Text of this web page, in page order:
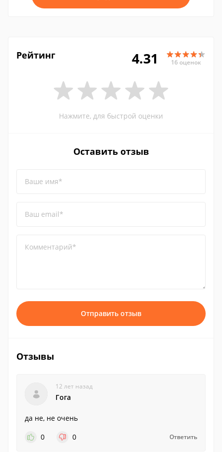
Рейтинг 4.31 16 оценок
Нажмите, для быстрой оценки
Оставить отзыв
Ваше имя*
Ваш email*
Комментарий*
Отправить отзыв
Отзывы
12 лет назад
Гога
да не, не очень
0
0 Ответить